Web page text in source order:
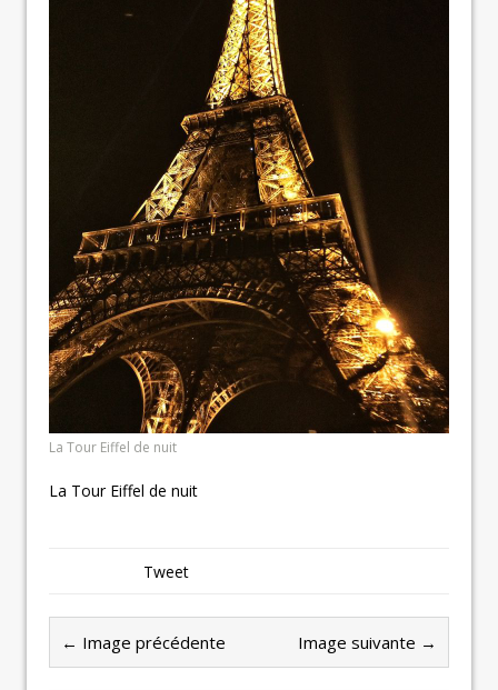
La Tour Eiffel de nuit
La Tour Eiffel de nuit
Tweet
← Image précédente Image suivante →